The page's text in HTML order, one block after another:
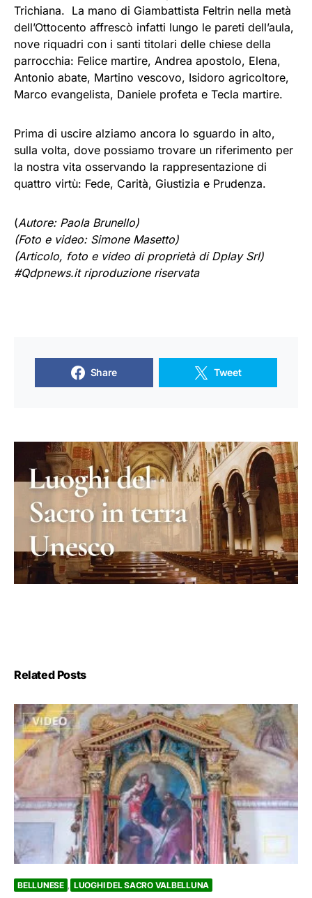
Trichiana. La mano di Giambattista Feltrin nella metà
dell’Ottocento affrescò infatti lungo le pareti dell’aula,
nove riquadri con i santi titolari delle chiese della
parrocchia: Felice martire, Andrea apostolo, Elena,
Antonio abate, Martino vescovo, Isidoro agricoltore,
Marco evangelista, Daniele profeta e Tecla martire.
Prima di uscire alziamo ancora lo sguardo in alto,
sulla volta, dove possiamo trovare un riferimento per
la nostra vita osservando la rappresentazione di
quattro virtù: Fede, Carità, Giustizia e Prudenza.
(Autore: Paola Brunello)
(Foto e video: Simone Masetto)
(Articolo, foto e video di proprietà di Dplay Srl)
#Qdpnews.it riproduzione riservata
Share Tweet
Related Posts
BELLUNESE LUOGHI DEL SACRO VALBELLUNA